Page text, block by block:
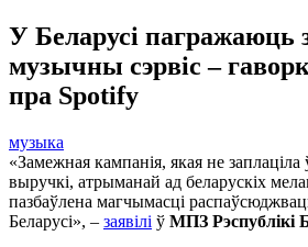
У Беларусі пагражаюць
музычны сэрвіс –
пра Spotify
музыка
«Замежная кампанія, якая не
выручкі, атрыманай ад беларускіх
пазбаўлена магчымасці
Беларусі», – заявілі ў МПЗ Рэспублікі